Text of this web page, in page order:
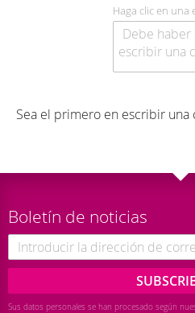
Haga clic en una
Sea el primero en escribir una
Boletín de noticias
Sus datos personales se han procesado según